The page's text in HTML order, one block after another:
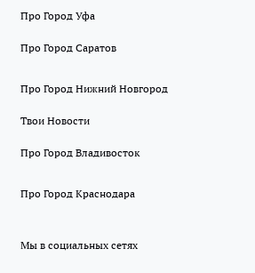
Про Город Уфа
Про Город Саратов
Про Город Нижний Новгород
Твои Новости
Про Город Владивосток
Про Город Краснодара
Мы в социальных сетях